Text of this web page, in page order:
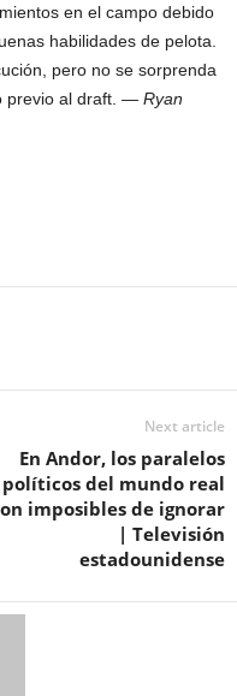
en el campo debido
habilidades de pelota.
pero no se sorprenda
al draft. — Ryan
Next article
En Andor, los paralelos
políticos del mundo real
imposibles de ignorar
| Televisión
estadounidense